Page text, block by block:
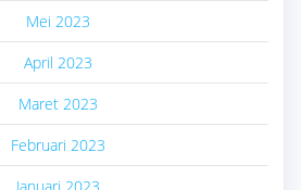
Mei 2023
April 2023
Maret 2023
Februari 2023